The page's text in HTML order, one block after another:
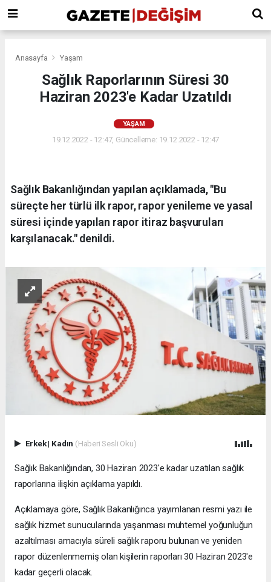
Anasayfa Yaşam
Sağlık Raporlarının Süresi 30
Haziran 2023'e Kadar Uzatıldı
YAŞAM
19.12.2022 - 12:47, Güncelleme: 19.12.2022 - 12:47
Sağlık Bakanlığından yapılan açıklamada, "Bu
süreçte her türlü ilk rapor, rapor yenileme ve yasal
süresi içinde yapılan rapor itiraz başvuruları
karşılanacak." denildi.
Erkek| Kadın (Haberi Sesli Oku)
Sağlık Bakanlığından, 30 Haziran 2023'e kadar uzatılan sağlık
raporlarına ilişkin açıklama yapıldı.
Açıklamaya göre, Sağlık Bakanlığınca yayımlanan resmi yazı ile
sağlık hizmet sunucularında yaşanması muhtemel yoğunluğun
azaltılması amacıyla süreli sağlık raporu bulunan ve yeniden
rapor düzenlenmemiş olan kişilerin raporları 30 Haziran 2023'e
kadar geçerli olacak.